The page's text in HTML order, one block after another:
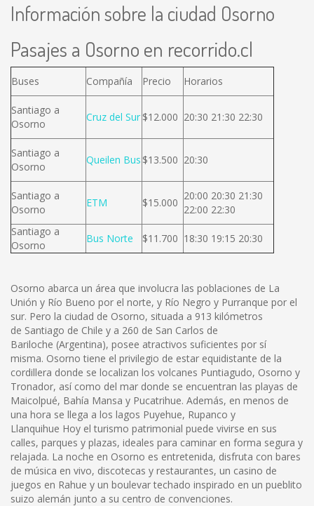
Información sobre la ciudad Osorno
Pasajes a Osorno en recorrido.cl
Buses Compañía Precio Horarios
Santiago a
Osorno
Cruz del Sur $12.000 20:30 21:30 22:30
Santiago a
Osorno
Queilen Bus $13.500 20:30
Santiago a
Osorno
ETM $15.000
20:00 20:30 21:30
22:00 22:30
Santiago a
Osorno
Bus Norte $11.700 18:30 19:15 20:30
Osorno abarca un área que involucra las poblaciones de La
Unión y Río Bueno por el norte, y Río Negro y Purranque por el
sur. Pero la ciudad de Osorno, situada a 913 kilómetros
de Santiago de Chile y a 260 de San Carlos de
Bariloche (Argentina), posee atractivos suficientes por sí
misma. Osorno tiene el privilegio de estar equidistante de la
cordillera donde se localizan los volcanes Puntiagudo, Osorno y
Tronador, así como del mar donde se encuentran las playas de
Maicolpué, Bahía Mansa y Pucatrihue. Además, en menos de
una hora se llega a los lagos Puyehue, Rupanco y
Llanquihue Hoy el turismo patrimonial puede vivirse en sus
calles, parques y plazas, ideales para caminar en forma segura y
relajada. La noche en Osorno es entretenida, disfruta con bares
de música en vivo, discotecas y restaurantes, un casino de
juegos en Rahue y un boulevar techado inspirado en un pueblito
suizo alemán junto a su centro de convenciones.